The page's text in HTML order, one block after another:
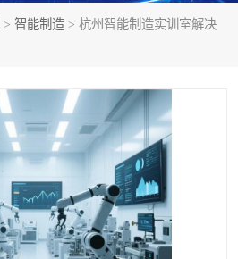
> 智能制造 > 杭州智能制造实训室解决
智能制造
数字企业经营